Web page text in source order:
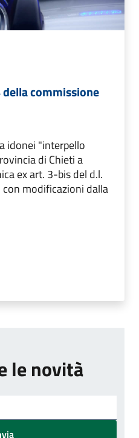
commissione
idonei "interpello
di Chieti a
ex art. 3-bis del d.l.
modificazioni dalla
le novità